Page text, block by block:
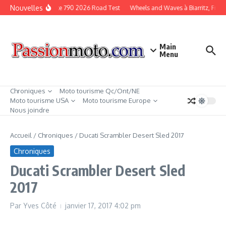
Aller au contenu
NouvellesKTM Duke 790 2026 Road Test Wheels and Waves à Biarritz,
Main
Menu
Chroniques
Moto tourisme Qc/Ont/NE
Moto tourisme USA
Moto tourisme Europe
Nous joindre
Accueil / Chroniques / Ducati Scrambler Desert Sled 2017
Chroniques
Ducati Scrambler Desert Sled
2017
Par Yves Côté janvier 17, 2017 4:02 pm